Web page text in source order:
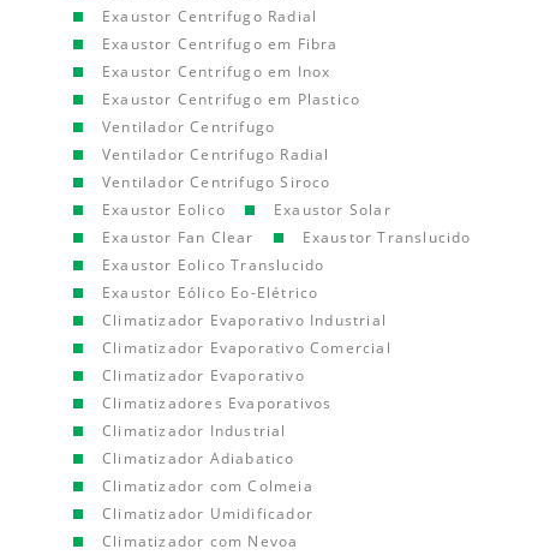
Exaustor Centrifugo Radial
Exaustor Centrifugo em Fibra
Exaustor Centrifugo em Inox
Exaustor Centrifugo em Plastico
Ventilador Centrifugo
Ventilador Centrifugo Radial
Ventilador Centrifugo Siroco
Exaustor Eolico
Exaustor Solar
Exaustor Fan Clear
Exaustor Translucido
Exaustor Eolico Translucido
Exaustor Eólico Eo-Elétrico
Climatizador Evaporativo Industrial
Climatizador Evaporativo Comercial
Climatizador Evaporativo
Climatizadores Evaporativos
Climatizador Industrial
Climatizador Adiabatico
Climatizador com Colmeia
Climatizador Umidificador
Climatizador com Nevoa